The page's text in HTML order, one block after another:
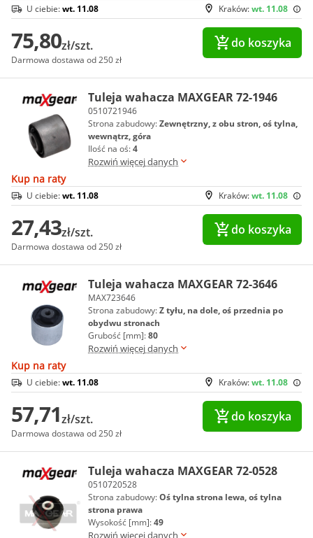
Kraków:wt. 11.08
U ciebie:wt. 11.08
75,80zł/szt.
Darmowa dostawa od 250 zł
do koszyka
Tuleja wahacza MAXGEAR 72-1946
0510721946
Strona zabudowy:Zewnętrzny, z obu stron, oś tylna,
wewnątrz, góra
Ilość na oś:4
Rozwiń więcej danych
Kup na raty
Kraków:wt. 11.08
U ciebie:wt. 11.08
27,43zł/szt.
Darmowa dostawa od 250 zł
do koszyka
Tuleja wahacza MAXGEAR 72-3646
MAX723646
Strona zabudowy:Z tyłu, na dole, oś przednia po
obydwu stronach
Grubość [mm]:80
Rozwiń więcej danych
Kup na raty
Kraków:wt. 11.08
U ciebie:wt. 11.08
57,71zł/szt.
Darmowa dostawa od 250 zł
do koszyka
Tuleja wahacza MAXGEAR 72-0528
0510720528
Strona zabudowy:Oś tylna strona lewa, oś tylna
strona prawa
Wysokość [mm]:49
Rozwiń więcej danych